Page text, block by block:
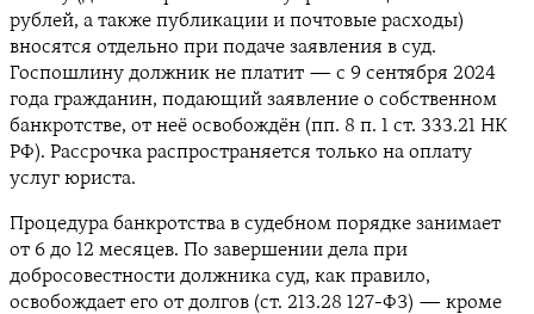
рублей, а также публикации и почтовые расходы)
вносятся отдельно при подаче заявления в суд.
Госпошлину должник не платит — с 9 сентября 2024
года гражданин, подающий заявление о собственном
банкротстве, от неё освобождён (пп. 8 п. 1 ст. 333.21 НК
РФ). Рассрочка распространяется только на оплату
услуг юриста.
Процедура банкротства в судебном порядке занимает
от 6 до 12 месяцев. По завершении дела при
добросовестности должника суд, как правило,
освобождает его от долгов (ст. 213.28 127-ФЗ) — кроме